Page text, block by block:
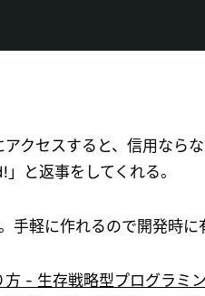
アクセスすると、信用なら
と返事をしてくれる。
手軽に作れるので開発時に
- 生存戦略型プログラミ